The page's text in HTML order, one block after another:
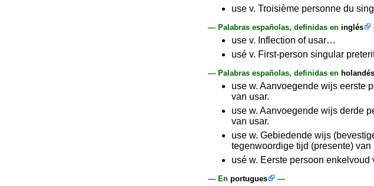
use v. Troisième personne du
— Palabras españolas, definidas en inglés
use v. Inflection of usar…
usé v. First-person singular
— Palabras españolas, definidas en holandés
use w. Aanvoegende wijs eerste
van usar.
use w. Aanvoegende wijs derde
van usar.
use w. Gebiedende wijs
tegenwoordige tijd (presente) van
usé w. Eerste persoon
— En portugues —